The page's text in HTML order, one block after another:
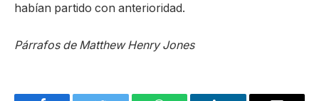
habían partido con anterioridad.
Párrafos de Matthew Henry Jones